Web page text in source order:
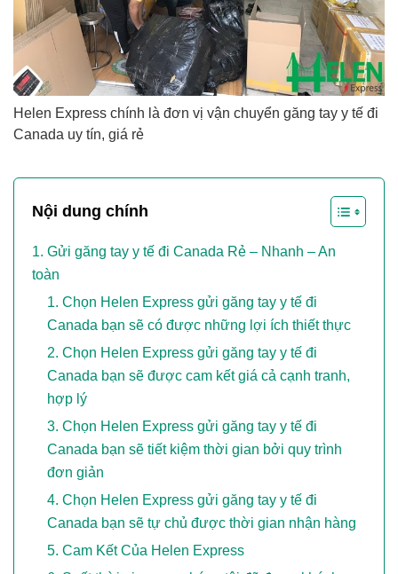
Helen Express chính là đơn vị vận chuyển găng tay y tế đi
Canada uy tín, giá rẻ
Nội dung chính
Gửi găng tay y tế đi Canada Rẻ – Nhanh – An
toàn
Chọn Helen Express gửi găng tay y tế đi
Canada bạn sẽ có được những lợi ích thiết thực
Chọn Helen Express gửi găng tay y tế đi
Canada bạn sẽ được cam kết giá cả cạnh tranh,
hợp lý
Chọn Helen Express gửi găng tay y tế đi
Canada bạn sẽ tiết kiệm thời gian bởi quy trình
đơn giản
Chọn Helen Express gửi găng tay y tế đi
Canada bạn sẽ tự chủ được thời gian nhận hàng
Cam Kết Của Helen Express